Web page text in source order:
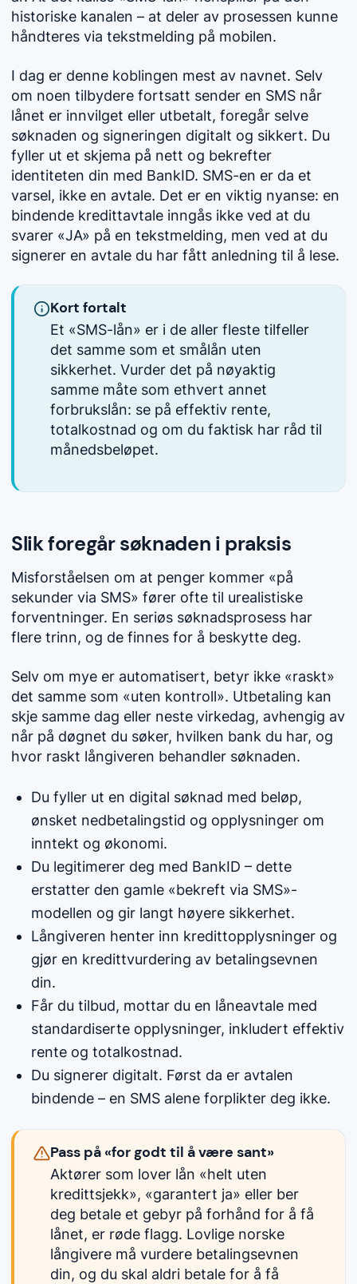
historiske kanalen – at deler av prosessen kunne
håndteres via tekstmelding på mobilen.
I dag er denne koblingen mest av navnet. Selv
om noen tilbydere fortsatt sender en SMS når
lånet er innvilget eller utbetalt, foregår selve
søknaden og signeringen digitalt og sikkert. Du
fyller ut et skjema på nett og bekrefter
identiteten din med BankID. SMS-en er da et
varsel, ikke en avtale. Det er en viktig nyanse: en
bindende kredittavtale inngås ikke ved at du
svarer «JA» på en tekstmelding, men ved at du
signerer en avtale du har fått anledning til å lese.
Kort fortalt
Et «SMS-lån» er i de aller fleste tilfeller
det samme som et smålån uten
sikkerhet. Vurder det på nøyaktig
samme måte som ethvert annet
forbrukslån: se på effektiv rente,
totalkostnad og om du faktisk har råd til
månedsbeløpet.
Slik foregår søknaden i praksis
Misforståelsen om at penger kommer «på
sekunder via SMS» fører ofte til urealistiske
forventninger. En seriøs søknadsprosess har
flere trinn, og de finnes for å beskytte deg.
Selv om mye er automatisert, betyr ikke «raskt»
det samme som «uten kontroll». Utbetaling kan
skje samme dag eller neste virkedag, avhengig av
når på døgnet du søker, hvilken bank du har, og
hvor raskt långiveren behandler søknaden.
Du fyller ut en digital søknad med beløp,
ønsket nedbetalingstid og opplysninger om
inntekt og økonomi.
Du legitimerer deg med BankID – dette
erstatter den gamle «bekreft via SMS»-
modellen og gir langt høyere sikkerhet.
Långiveren henter inn kredittopplysninger og
gjør en kredittvurdering av betalingsevnen
din.
Får du tilbud, mottar du en låneavtale med
standardiserte opplysninger, inkludert effektiv
rente og totalkostnad.
Du signerer digitalt. Først da er avtalen
bindende – en SMS alene forplikter deg ikke.
Pass på «for godt til å være sant»
Aktører som lover lån «helt uten
kredittsjekk», «garantert ja» eller ber
deg betale et gebyr på forhånd for å få
lånet, er røde flagg. Lovlige norske
långivere må vurdere betalingsevnen
din, og du skal aldri betale for å få